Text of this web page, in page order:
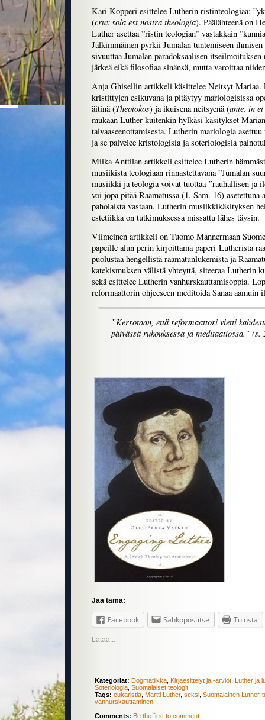
Kari Kopperi esittelee Lutherin ristinteologiaa:
(crux sola est nostra theologia). Päälähteenä on
Luther asettaa ”ristin teologian” vastakkain
Jälkimmäinen pyrkii Jumalan tuntemiseen
sivuuttaa Jumalan paradoksaalisen
järkeä eikä filosofiaa sinänsä, mutta varoittaa
Anja Ghisellin artikkeli käsittelee Neitsyt Mariaa.
kristittyjen esikuvana ja pitäytyy mariologisissa
äitinä (Theotokos) ja ikuisena neitsyenä (ante, in
mukaan Luther kuitenkin hylkäsi käsitykset
taivaaseenottamisesta. Lutherin mariologia
ja se palvelee kristologisia ja soteriologisia
Miika Anttilan artikkeli esittelee Lutherin
musiikista teologiaan rinnastettavana ”Jumalan
musiikki ja teologia voivat tuottaa ”rauhallisen ja
voi jopa pitää Raamatussa (1. Sam. 16) asetettuna
paholaista vastaan. Lutherin musiikkikäsityksen
estetiikka on tutkimuksessa missattu lähes täysin.
Viimeinen artikkeli on Tuomo Mannermaan
papeille alun perin kirjoittama paperi Lutherista
puolustaa hengellistä raamatunlukemista ja
katekismuksen välistä yhteyttä, siteeraa Lutherin
sekä esittelee Lutherin vanhurskauttamisoppia.
reformaattorin ohjeeseen meditoida Sanaa aamuin
”Kerrotaan, että reformaattori vietti
päivässä rukouksessa ja meditaatiossa.” (s.
Jaa tämä:
Facebook Sähköpostitse Tulosta
Lataa...
Kategoriat: Dogmatiikka Kirjaesittelyt ja -arviot Luther ja
Soteriologia Suomalaiset teologit
Tags: eukaristia Martti Luther, seksi Suomalainen Luther-
vanhurskauttaminen
Comments: Be the first to comment